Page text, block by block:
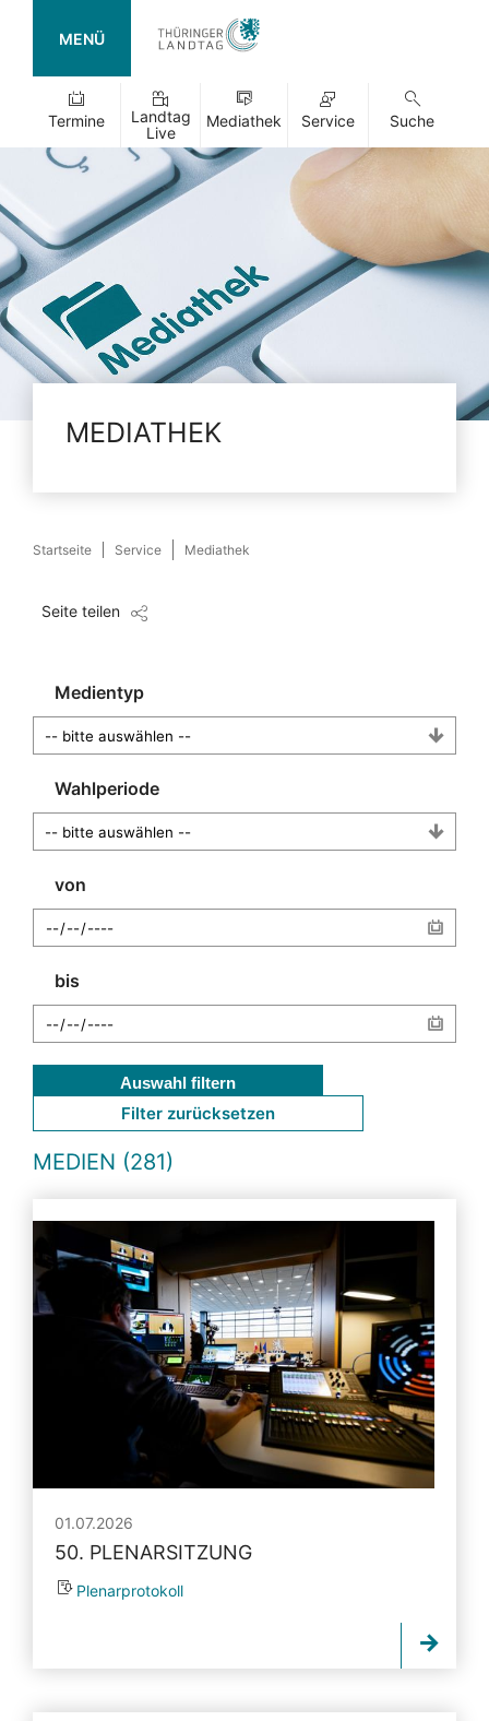
MENÜ
Termine
Landtag
Live
Mediathek Service Suche
MEDIATHEK
Startseite Service Mediathek
Seite teilen
Medientyp
Wahlperiode
von
bis
Auswahl filtern
Filter zurücksetzen
MEDIEN (281)
01.07.2026
50. PLENARSITZUNG
Plenarprotokoll